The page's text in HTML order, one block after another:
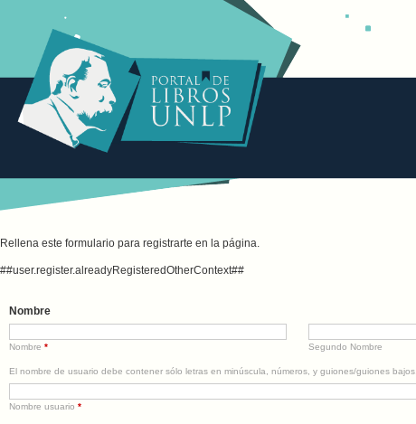
Rellena este formulario para registrarte en la página.
##user.register.alreadyRegisteredOtherContext##
Nombre
Nombre * Segundo Nombre
El nombre de usuario debe contener sólo letras en minúscula, números, y guiones/guiones bajos.
Nombre usuario *